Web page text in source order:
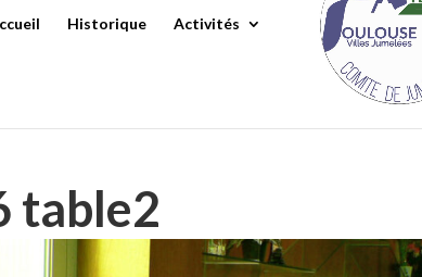
Historique Activités
table2